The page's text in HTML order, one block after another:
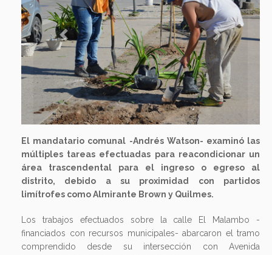
Previous Next
El mandatario comunal -Andrés Watson- examinó las
múltiples tareas efectuadas para reacondicionar un
área trascendental para el ingreso o egreso al
distrito, debido a su proximidad con partidos
limítrofes como Almirante Brown y Quilmes.
Los trabajos efectuados sobre la calle El Malambo -
financiados con recursos municipales- abarcaron el tramo
comprendido desde su intersección con Avenida